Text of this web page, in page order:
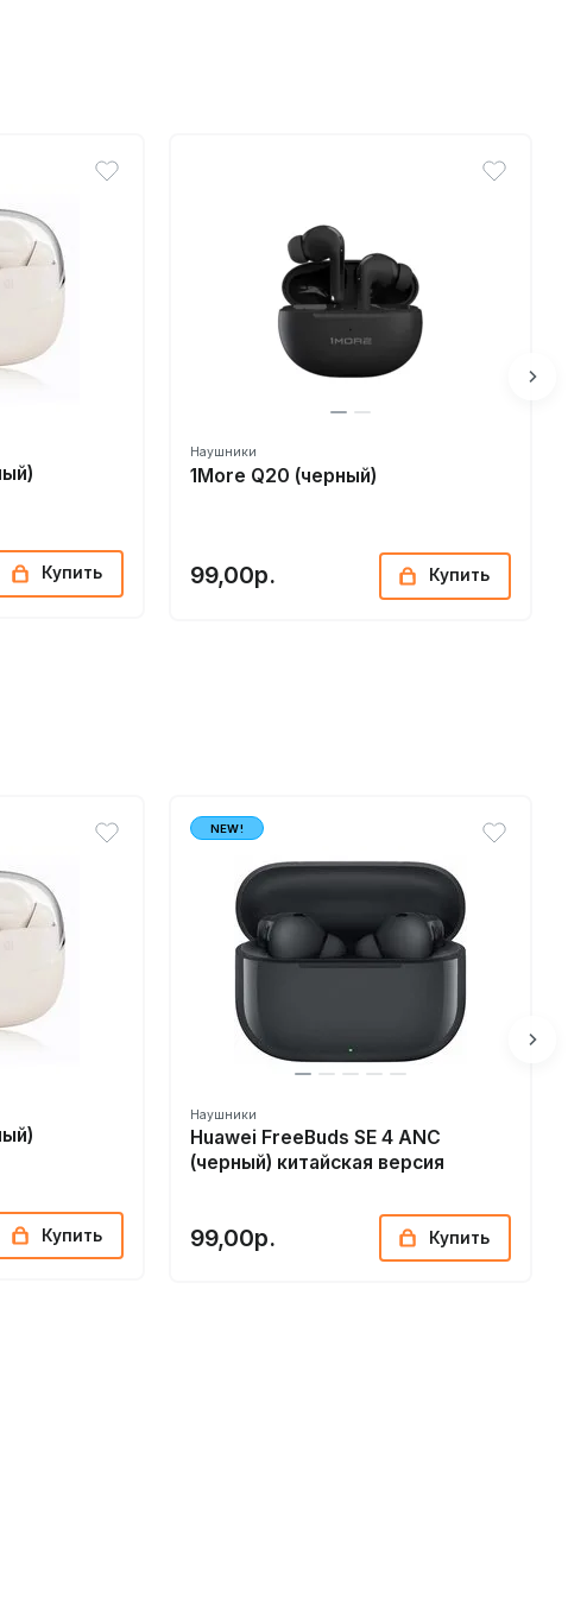
Купить
Наушники
1More Q20 (черный)
99,00р. Купить
Купить
NEW!
Наушники
Huawei FreeBuds SE 4 ANC
(черный) китайская версия
99,00р. Купить